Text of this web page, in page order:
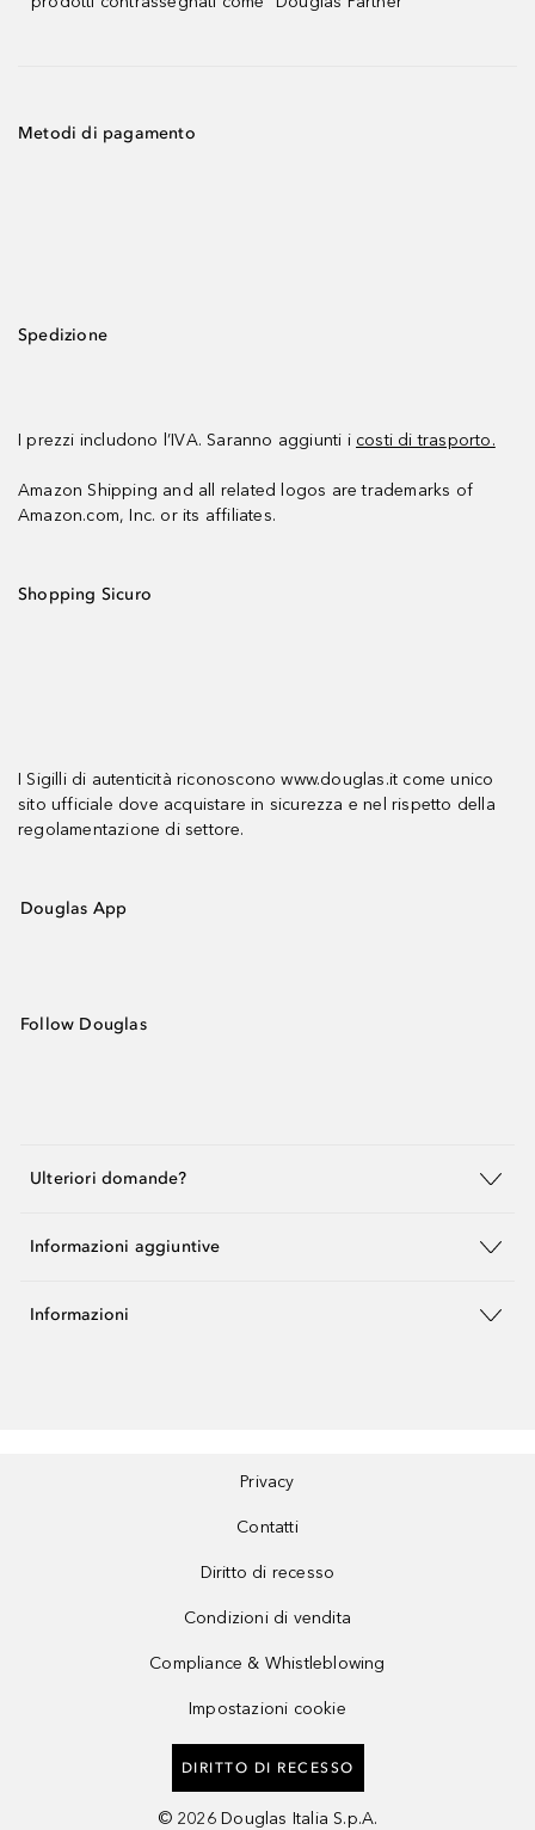
Metodi di pagamento
Spedizione
I prezzi includono l’IVA. Saranno aggiunti i costi di trasporto.
Amazon Shipping and all related logos are trademarks of
Amazon.com, Inc. or its affiliates.
Shopping Sicuro
I Sigilli di autenticità riconoscono www.douglas.it come unico
sito ufficiale dove acquistare in sicurezza e nel rispetto della
regolamentazione di settore.
Douglas App
Follow Douglas
Ulteriori domande?
Informazioni aggiuntive
Informazioni
Privacy
Contatti
Diritto di recesso
Condizioni di vendita
Compliance & Whistleblowing
Impostazioni cookie
DIRITTO DI RECESSO
© 2026 Douglas Italia S.p.A.